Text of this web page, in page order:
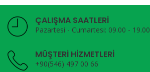
ÇALIŞMA SAATLERİ
Pazartesi - Cumartesi: 09.00 - 19.00
MÜŞTERİ HİZMETLERİ
+90(546) 497 00 66